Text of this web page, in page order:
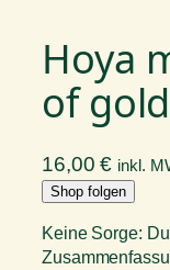
Hoya
of gold
16,00€ inkl.
Shop folgen
Keine Sorge: